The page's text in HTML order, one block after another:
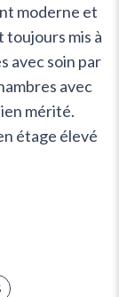
moderne et
toujours mis à
avec soin par
avec
mérité.
étage élevé